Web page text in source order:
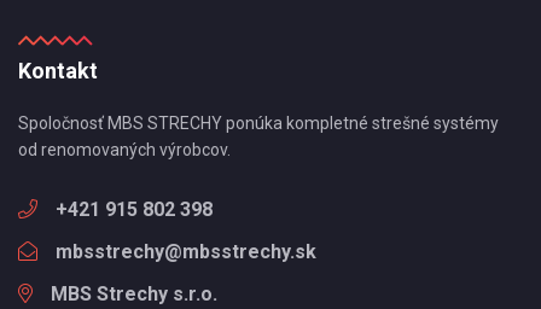
Kontakt
Spoločnosť MBS STRECHY ponúka kompletné strešné systémy
od renomovaných výrobcov.
+421 915 802 398
mbsstrechy@mbsstrechy.sk
MBS Strechy s.r.o.